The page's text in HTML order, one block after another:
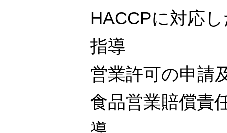
HACCPに対応
指導
営業許可の申請
食品営業賠償責